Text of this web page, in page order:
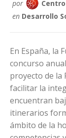
por
Centro
en Desarrollo
En España, la
concurso
proyecto de la
facilitar la
encuentran
itinerarios
ámbito de la